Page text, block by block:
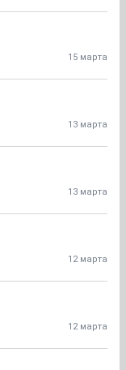
15 марта
13 марта
13 марта
12 марта
12 марта